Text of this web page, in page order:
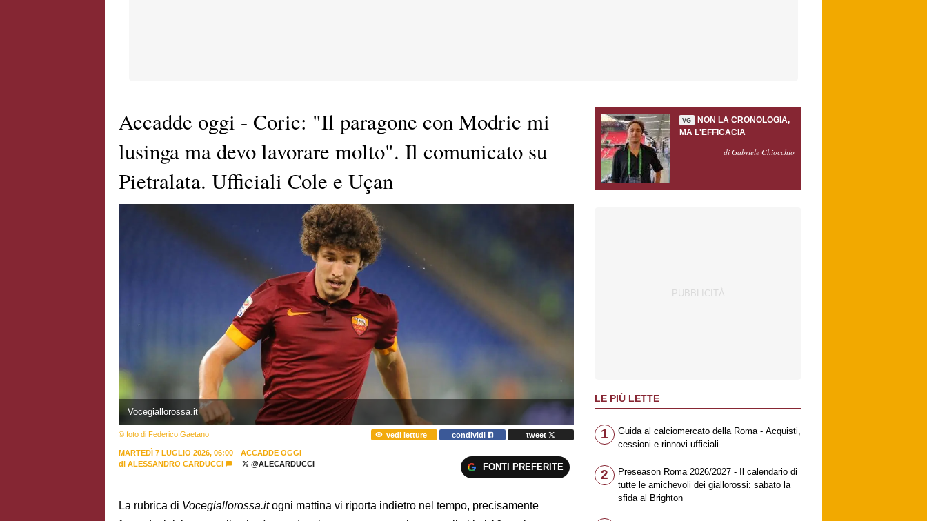
Accadde oggi - Coric: "Il paragone con Modric mi
lusinga ma devo lavorare molto". Il comunicato su
Pietralata. Ufficiali Cole e Uçan
Vocegiallorossa.it
© foto di Federico Gaetano vedi letture condividi tweet
MARTEDÌ 7 LUGLIO 2026, 06:00
ACCADDE OGGI
di ALESSANDRO CARDUCCI @ALECARDUCCI FONTI PREFERITE
La rubrica di Vocegiallorossa.itogni mattina vi riporta indietro nel tempo, precisamente
VG
NON LA CRONOLOGIA,
MA L'EFFICACIA
di Gabriele Chiocchio
LE PIÙ LETTE
1
Guida al calciomercato della Roma - Acquisti,
cessioni e rinnovi ufficiali
2
Preseason Roma 2026/2027 - Il calendario di
tutte le amichevoli dei giallorossi: sabato la
sfida al Brighton